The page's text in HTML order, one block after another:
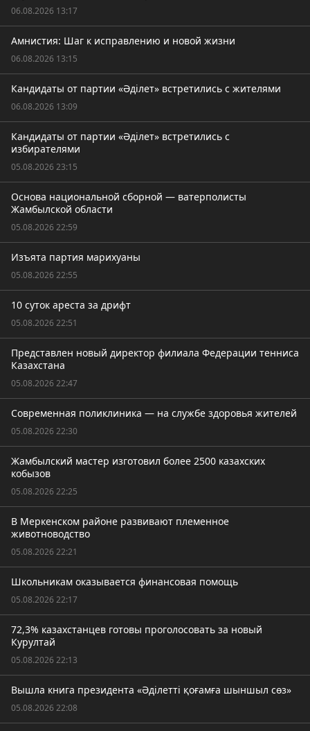
06.08.2026 13:17
Амнистия: Шаг к исправлению и новой жизни
06.08.2026 13:15
Кандидаты от партии «Әділет» встретились с жителями
06.08.2026 13:09
Кандидаты от партии «Әділет» встретились с
избирателями
05.08.2026 23:15
Основа национальной сборной — ватерполисты
Жамбылской области
05.08.2026 22:59
Изъята партия марихуаны
05.08.2026 22:55
10 суток ареста за дрифт
05.08.2026 22:51
Представлен новый директор филиала Федерации тенниса
Казахстана
05.08.2026 22:47
Современная поликлиника — на службе здоровья жителей
05.08.2026 22:30
Жамбылский мастер изготовил более 2500 казахских
кобызов
05.08.2026 22:25
В Меркенском районе развивают племенное
животноводство
05.08.2026 22:21
Школьникам оказывается финансовая помощь
05.08.2026 22:17
72,3% казахстанцев готовы проголосовать за новый
Курултай
05.08.2026 22:13
Вышла книга президента «Әділетті қоғамға шыншыл сөз»
05.08.2026 22:08